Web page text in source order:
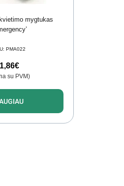
mygtukas
PMA022
1,86€
su PVM)